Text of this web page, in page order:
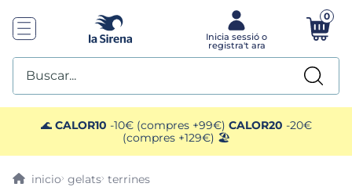
0
Buscar...
🌊 CALOR10 -10€ (compres +99€) CALOR20 -20€
(compres +129€) 🏖️
gelats terrines
TOP SEARCHES
1. helados sirena